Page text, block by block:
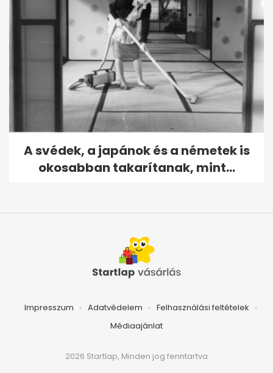
A svédek, a japánok és a németek is
okosabban takarítanak, mint...
Impresszum Adatvédelem
Felhasználási feltételek
Médiaajánlat
2026 Startlap, Minden jog fenntartva